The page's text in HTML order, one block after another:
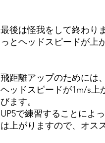
最後は怪我をして終わり
っとヘッドスピードが上
飛距離アップのためには
ヘッドスピードが1m/s上
びます。
UP5で練習することによ
は上がりますので、オス